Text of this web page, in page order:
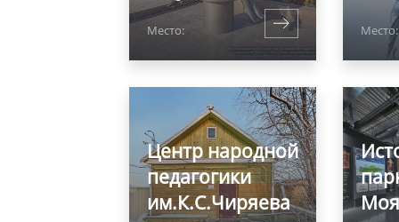
Место: Место:
Центр народной
педагогики
им.К.С.Чиряева
Моя